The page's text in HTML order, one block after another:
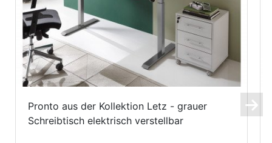
Pronto aus der Kollektion Letz - grauer
Schreibtisch elektrisch verstellbar